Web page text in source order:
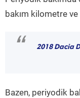
bakım kilometre
“ 2018 Dacia
Bazen, periyodik